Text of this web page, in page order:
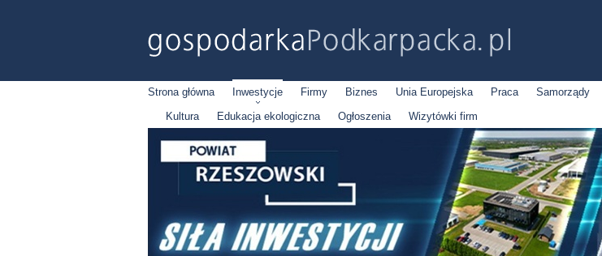
Strona główna Inwestycje Firmy Biznes Unia Europejska Praca Samorządy
Kultura
Edukacja ekologiczna Ogłoszenia Wizytówki firm